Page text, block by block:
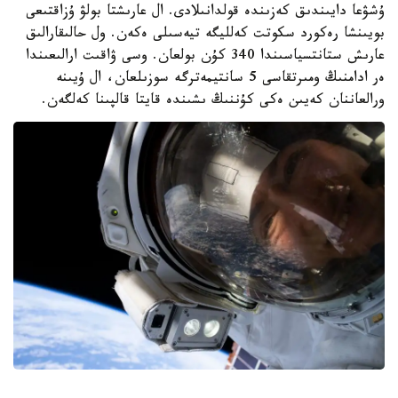
ۇشۋعا دايىندىق كەزىندە قولدانىلادى. ال عارىشتا بولۋ ۇزاقتىعى
بويىنشا رەكورد سكوتت كەلليگە تيەسىلى ەكەن. ول حالىقارالىق
عارىش ستانتسياسىندا 340 كۇن بولعان. وسى ۋاقىت ارالىعىندا
ەر ادامنىڭ ومىرتقاسى 5 سانتيمەترگە سوزىلعان، ال ۇيىنە
ورالعاننان كەيىن ەكى كۇننىڭ ىشىندە قايتا قالپىنا كەلگەن.